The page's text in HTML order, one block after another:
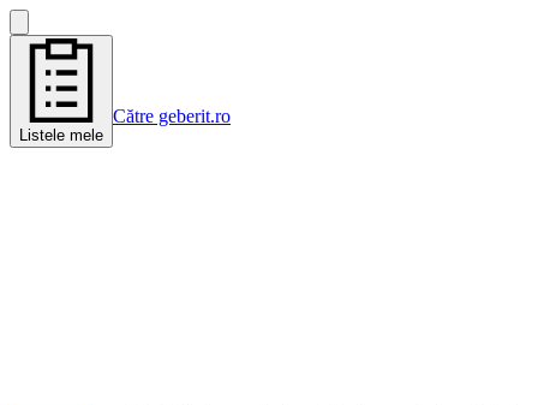
Listele mele
Către geberit.ro